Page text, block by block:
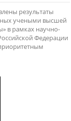
результаты
учеными высшей
в рамках научно-
Федерации